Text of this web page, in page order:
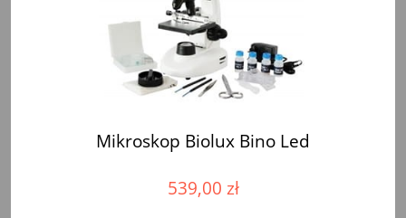
Mikroskop Biolux Bino Led
539,00 zł